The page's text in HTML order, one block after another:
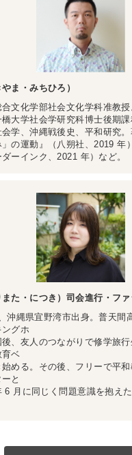
ま・みちひろ）
文化学部社会文化学科准教
大学社会学研究科博士後期
学、沖縄戦後史、平和研究
の運動』（八朔社、2019 年
ーインク、2021 年）など。
た・につき）司会進行・フ
沖縄県宜野湾市出身。普天間
グホ
後、友人のつながりで修学旅
ベ
始める。その後、フリーで平
と
6 月に同じく問題意識を抱え